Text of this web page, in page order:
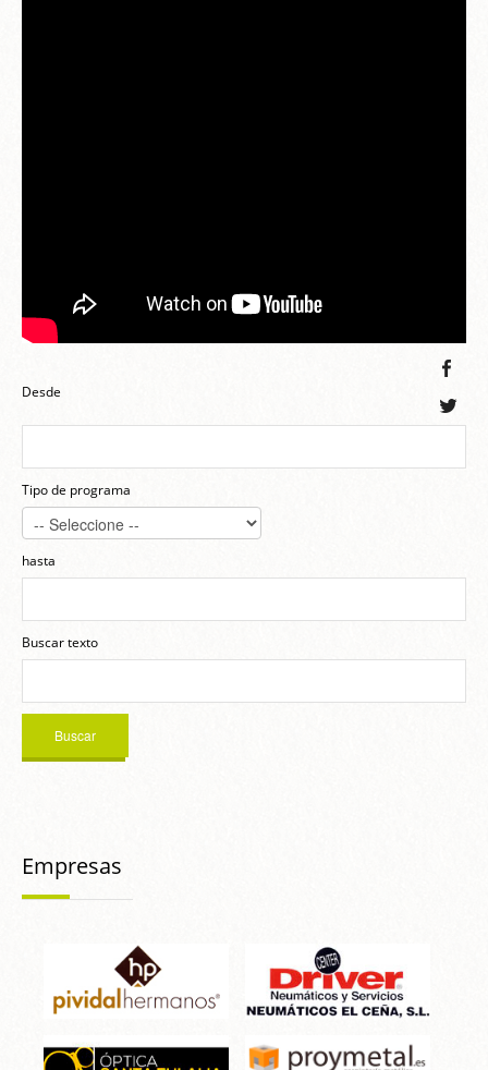
Desde
Tipo de programa
hasta
Buscar texto
Empresas